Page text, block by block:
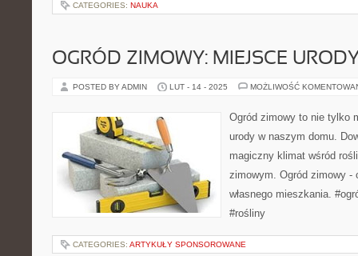
CATEGORIES: NAUKA
OGRÓD ZIMOWY: MIEJSCE
POSTED BY ADMIN LUT - 14 - 2025 MOŻLIWOŚĆ
Ogród zimowy to nie tylko
urody w naszym domu.
magiczny klimat wśród
zimowym. Ogród zimowy -
własnego mieszkania.
#rośliny
CATEGORIES: ARTYKUŁY SPONSOROWANE